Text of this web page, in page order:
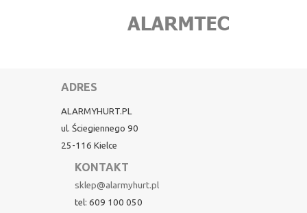
ADRES
ALARMYHURT.PL
ul. Ściegiennego 90
25-116 Kielce
KONTAKT
sklep@alarmyhurt.pl
tel: 609 100 050